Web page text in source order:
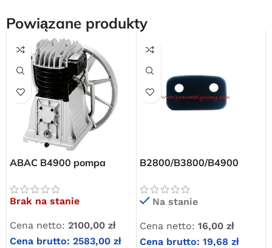
Powiązane produkty
ABAC B4900 pompa
Brak na stanie
Cena netto: 2100,00 zł
Cena brutto: 2583,00 zł
B2800/B3800/B4900
Na stanie
Cena netto: 16,00 zł
Cena brutto: 19,68 zł
Darmowa dostawa
dla wszystkich zamówień złożonych w sklepie
Przejdź do sklepu